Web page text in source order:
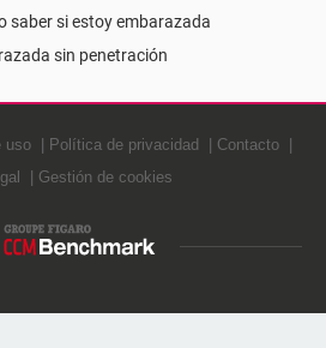
saber si estoy embarazada
sin penetración
uso Política de privacidad
Contacto
Gestión de cookies